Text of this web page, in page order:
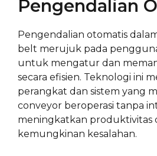
Pengendalian
Pengendalian otomatis
belt merujuk pada
untuk mengatur dan
secara efisien. Teknologi ini
perangkat dan sistem yang
conveyor beroperasi tanpa
meningkatkan produktivitas
kemungkinan kesalahan.